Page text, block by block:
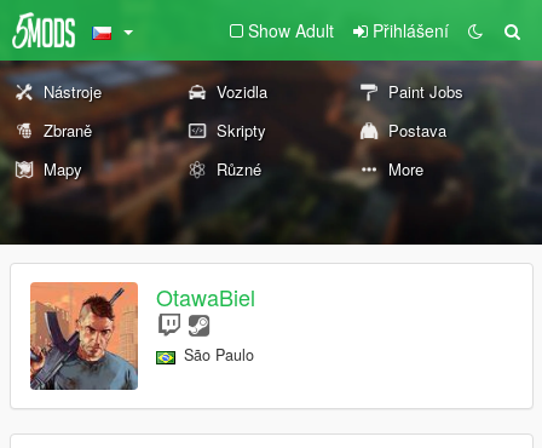
Show Adult Přihlášení
Nástroje Vozidla
Paint Jobs
Zbraně
Skripty
Postava
Mapy
Různé More
OtawaBiel
São Paulo